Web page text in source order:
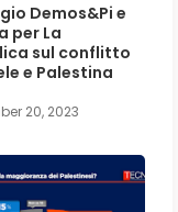
Demos&Pi e
per La
sul conflitto
e Palestina
20, 2023